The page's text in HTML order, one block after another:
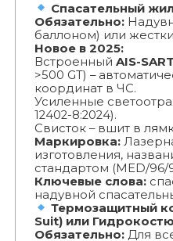
Спасательный
Обязательно:
баллоном) или
Новое в 2025:
Встроенный AIS-SART
>500 GT) –
координат в ЧС.
Усиленные
12402-8:2024).
Свисток – вшит в
Маркировка:
изготовления,
стандартом (MED/96/
Ключевые слова:
надувной
Термозащитный
Suit) или
Обязательно:Для